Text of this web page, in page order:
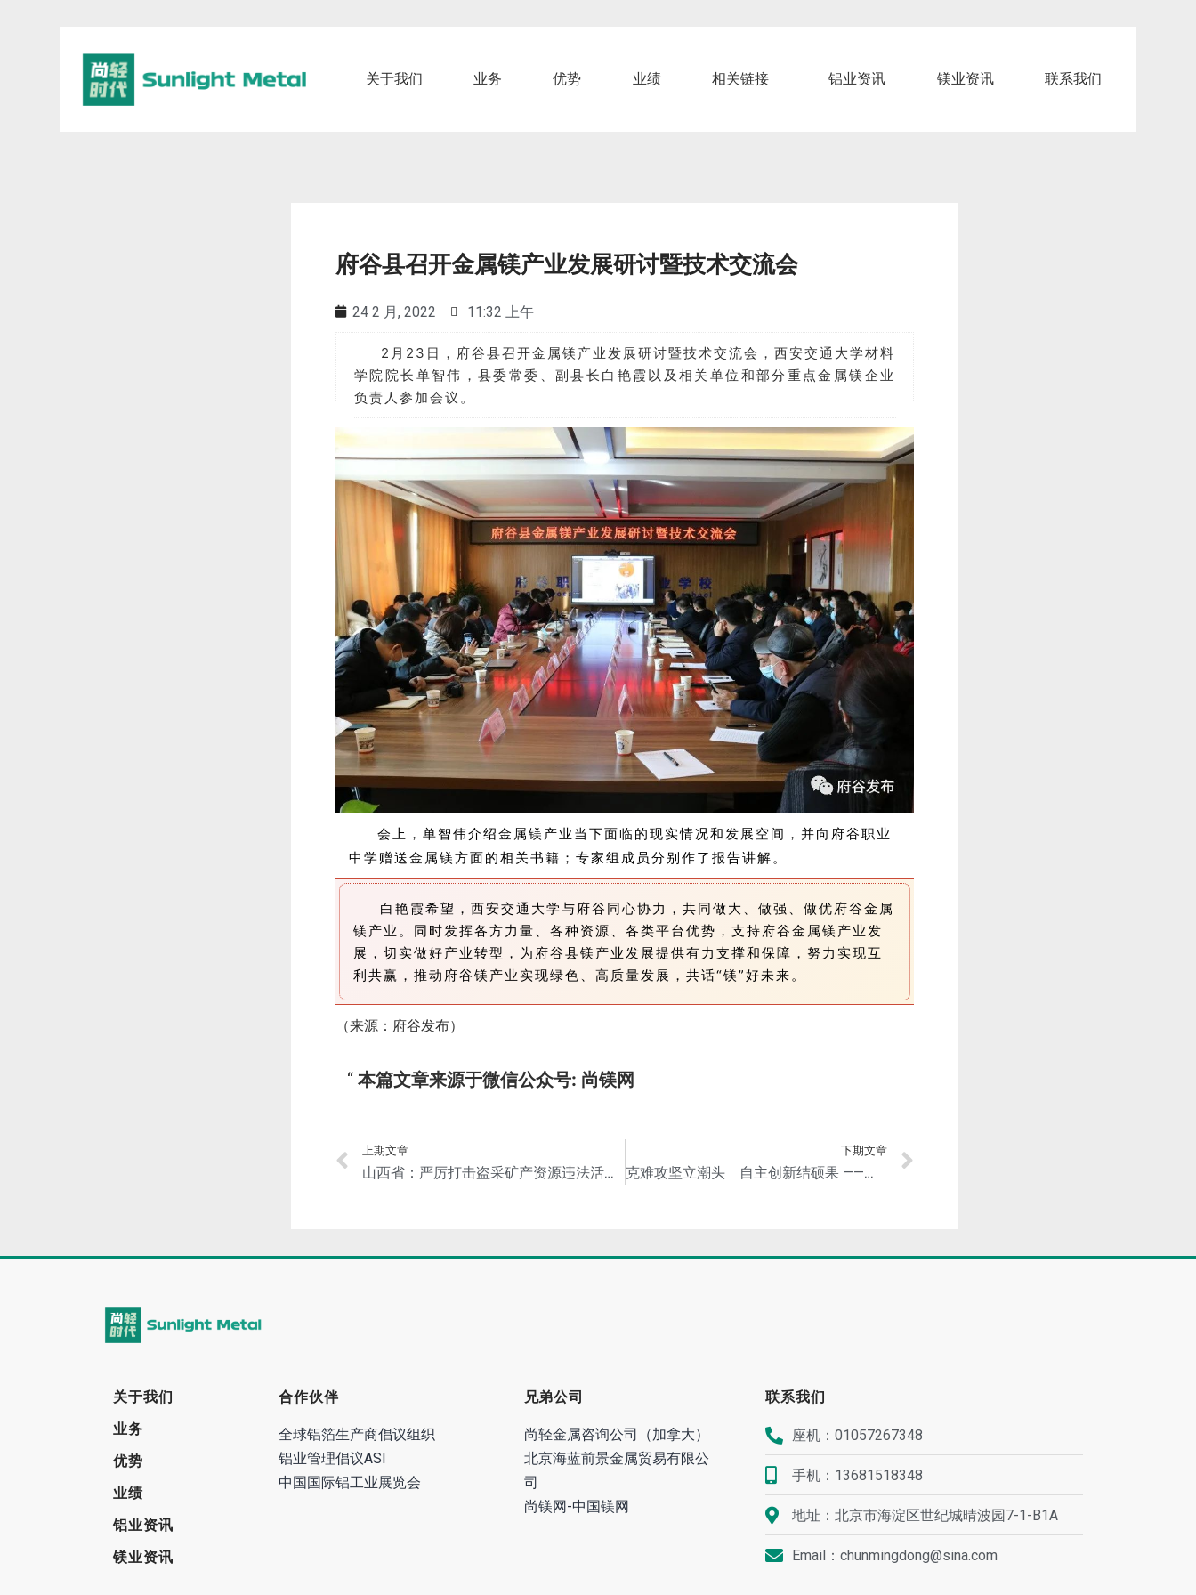
关于我们 业务 优势 业绩 相关链接 铝业资讯 镁业资讯 联系我们
府谷县召开金属镁产业发展研讨暨技术交流会
24 2 月, 2022 11:32 上午
2月23日，府谷县召开金属镁产业发展研讨暨技术交流会，西安交通大学材料
学院院长单智伟，县委常委、副县长白艳霞以及相关单位和部分重点金属镁企业
负责人参加会议。
会上，单智伟介绍金属镁产业当下面临的现实情况和发展空间，并向府谷职业
中学赠送金属镁方面的相关书籍；专家组成员分别作了报告讲解。
白艳霞希望，西安交通大学与府谷同心协力，共同做大、做强、做优府谷金属
镁产业。同时发挥各方力量、各种资源、各类平台优势，支持府谷金属镁产业发
展，切实做好产业转型，为府谷县镁产业发展提供有力支撑和保障，努力实现互
利共赢，推动府谷镁产业实现绿色、高质量发展，共话“镁”好未来。
（来源：府谷发布）
本篇文章来源于微信公众号: 尚镁网
上期文章
山西省：严厉打击盗采矿产资源违法活动和矿山严重违法违规生产建设行为！
下期文章
克难攻坚立潮头 自主创新结硕果 ——访上海交通大学材料学院吴国华教授
关于我们
业务
优势
业绩
铝业资讯
镁业资讯
合作伙伴
全球铝箔生产商倡议组织
铝业管理倡议ASI
中国国际铝工业展览会
兄弟公司
尚轻金属咨询公司（加拿大）
北京海蓝前景金属贸易有限公
司
尚镁网-中国镁网
联系我们
座机：01057267348
手机：13681518348
地址：北京市海淀区世纪城晴波园7-1-B1A
Email：chunmingdong@sina.com